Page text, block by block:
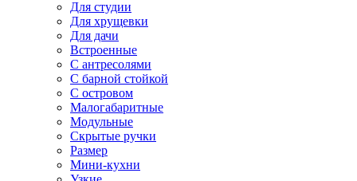
Для студии
Для хрущевки
Для дачи
Встроенные
С антресолями
С барной стойкой
С островом
Малогабаритные
Модульные
Скрытые ручки
Размер
Мини-кухни